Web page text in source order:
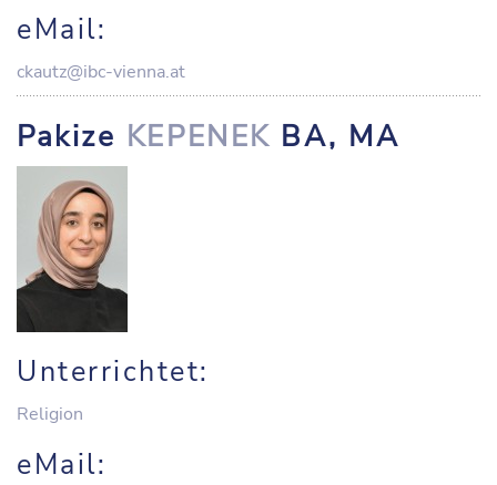
eMail:
ckautz@ibc-vienna.at
Pakize KEPENEK BA, MA
Unterrichtet:
Religion
eMail: